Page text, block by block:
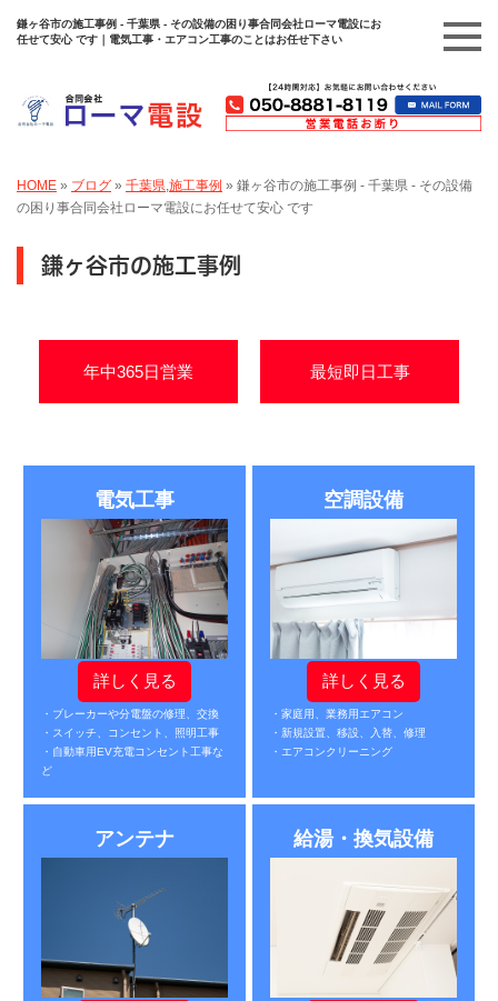
鎌ヶ谷市の施工事例 - 千葉県 - その設備の困り事合同会社ローマ電設にお
任せて安心 です｜電気工事・エアコン工事のことはお任せ下さい
HOME » ブログ » 千葉県,施工事例 » 鎌ヶ谷市の施工事例 - 千葉県 - その設備
の困り事合同会社ローマ電設にお任せて安心 です
鎌ヶ谷市の施工事例
年中365日営業 最短即日工事
電気工事
詳しく見る
・ブレーカーや分電盤の修理、交換
・スイッチ、コンセント、照明工事
・自動車用EV充電コンセント工事な
ど
空調設備
詳しく見る
・家庭用、業務用エアコン
・新規設置、移設、入替、修理
・エアコンクリーニング
アンテナ 給湯・換気設備